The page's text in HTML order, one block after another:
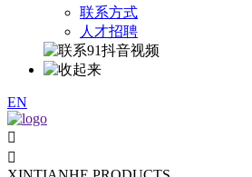
联系方式
人才招聘
EN

